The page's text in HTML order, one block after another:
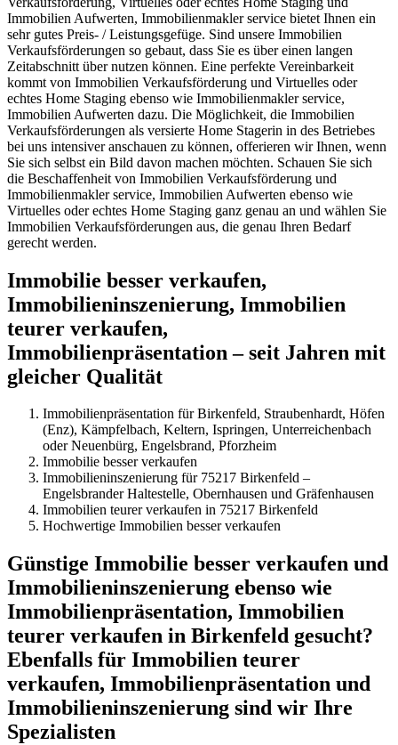
Immobilien Aufwerten, Immobilienmakler service bietet Ihnen ein
sehr gutes Preis- / Leistungsgefüge. Sind unsere Immobilien
Verkaufsförderungen so gebaut, dass Sie es über einen langen
Zeitabschnitt über nutzen können. Eine perfekte Vereinbarkeit
kommt von Immobilien Verkaufsförderung und Virtuelles oder
echtes Home Staging ebenso wie Immobilienmakler service,
Immobilien Aufwerten dazu. Die Möglichkeit, die Immobilien
Verkaufsförderungen als versierte Home Stagerin in des Betriebes
bei uns intensiver anschauen zu können, offerieren wir Ihnen, wenn
Sie sich selbst ein Bild davon machen möchten. Schauen Sie sich
die Beschaffenheit von Immobilien Verkaufsförderung und
Immobilienmakler service, Immobilien Aufwerten ebenso wie
Virtuelles oder echtes Home Staging ganz genau an und wählen Sie
Immobilien Verkaufsförderungen aus, die genau Ihren Bedarf
gerecht werden.
Immobilie besser verkaufen,
Immobilieninszenierung, Immobilien
teurer verkaufen,
Immobilienpräsentation – seit Jahren mit
gleicher Qualität
Immobilienpräsentation für Birkenfeld, Straubenhardt, Höfen
(Enz), Kämpfelbach, Keltern, Ispringen, Unterreichenbach
oder Neuenbürg, Engelsbrand, Pforzheim
Immobilie besser verkaufen
Immobilieninszenierung für 75217 Birkenfeld –
Engelsbrander Haltestelle, Obernhausen und Gräfenhausen
Immobilien teurer verkaufen in 75217 Birkenfeld
Hochwertige Immobilien besser verkaufen
Günstige Immobilie besser verkaufen und
Immobilieninszenierung ebenso wie
Immobilienpräsentation, Immobilien
teurer verkaufen in Birkenfeld gesucht?
Ebenfalls für Immobilien teurer
verkaufen, Immobilienpräsentation und
Immobilieninszenierung sind wir Ihre
Spezialisten